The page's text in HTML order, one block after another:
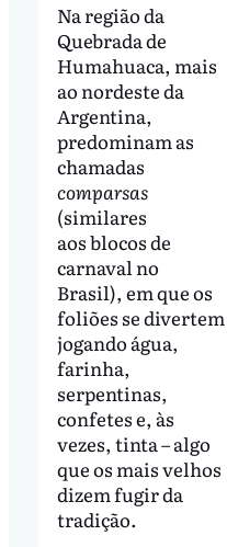
Na região da
Quebrada de
Humahuaca, mais
ao nordeste da
Argentina,
predominam as
chamadas
comparsas
(similares
aos blocos de
carnaval no
Brasil), em que os
foliões se divertem
jogando água,
farinha,
serpentinas,
confetes e, às
vezes, tinta – algo
que os mais velhos
dizem fugir da
tradição.